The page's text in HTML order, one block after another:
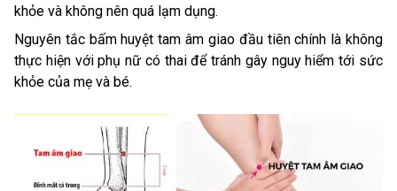
khỏe và không nên quá lạm dụng.
Nguyên tắc bấm huyệt tam âm giao đầu tiên chính là không
thực hiện với phụ nữ có thai để tránh gây nguy hiểm tới sức
khỏe của mẹ và bé.